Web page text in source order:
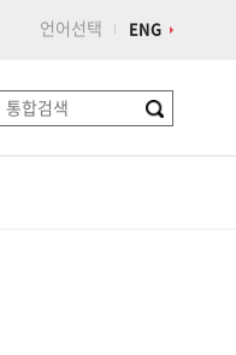
언어선택 ENG
검